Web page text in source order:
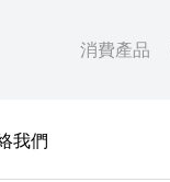
消費產品
我們